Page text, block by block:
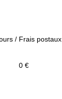
/ Frais postaux
0 €